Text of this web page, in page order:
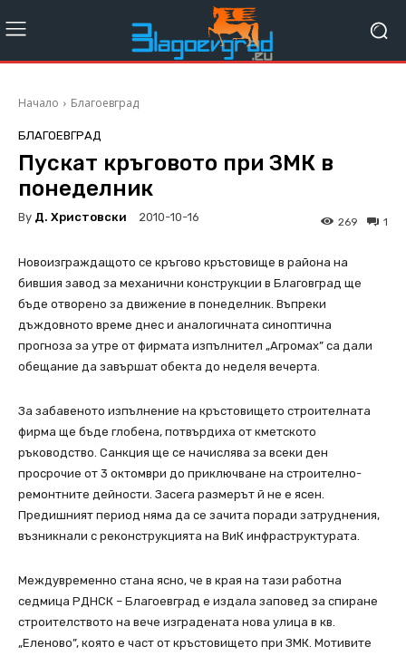
Начало Благоевград
БЛАГОЕВГРАД
Пускат кръговото при ЗМК в
понеделник
By Д. Христовски 2010-10-16 1
269
Новоизграждащото се кръгово кръстовище в района на
бившия завод за механични конструкции в Благовград ще
бъде отворено за движение в понеделник. Въпреки
дъждовното време днес и аналогичната синоптична
прогноза за утре от фирмата изпълнител „Агромах” са дали
обещание да завършат обекта до неделя вечерта.
За забавеното изпълнение на кръстовището строителната
фирма ще бъде глобена, потвърдиха от кметското
ръководство. Санкция ще се начислява за всеки ден
просрочие от 3 октомври до приключване на строително-
ремонтните дейности. Засега размерът й не е ясен.
Предишният период няма да се зачита поради затруднения,
възникнали с реконструкцията на ВиК инфраструктурата.
Междувременно стана ясно, че в края на тази работна
седмица РДНСК – Благоевград е издала заповед за спиране
строителството на вече изградената нова улица в кв.
„Еленово”, която е част от кръстовището при ЗМК. Мотивите